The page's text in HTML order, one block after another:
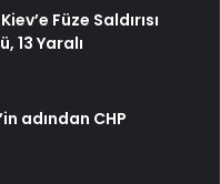
Füze Saldırısı
13 Yaralı
adından CHP